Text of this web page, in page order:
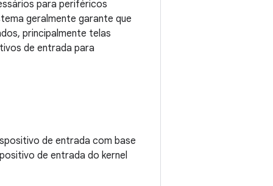
para periféricos
geralmente garante que
principalmente telas
de entrada para
de entrada com base
de entrada do kernel